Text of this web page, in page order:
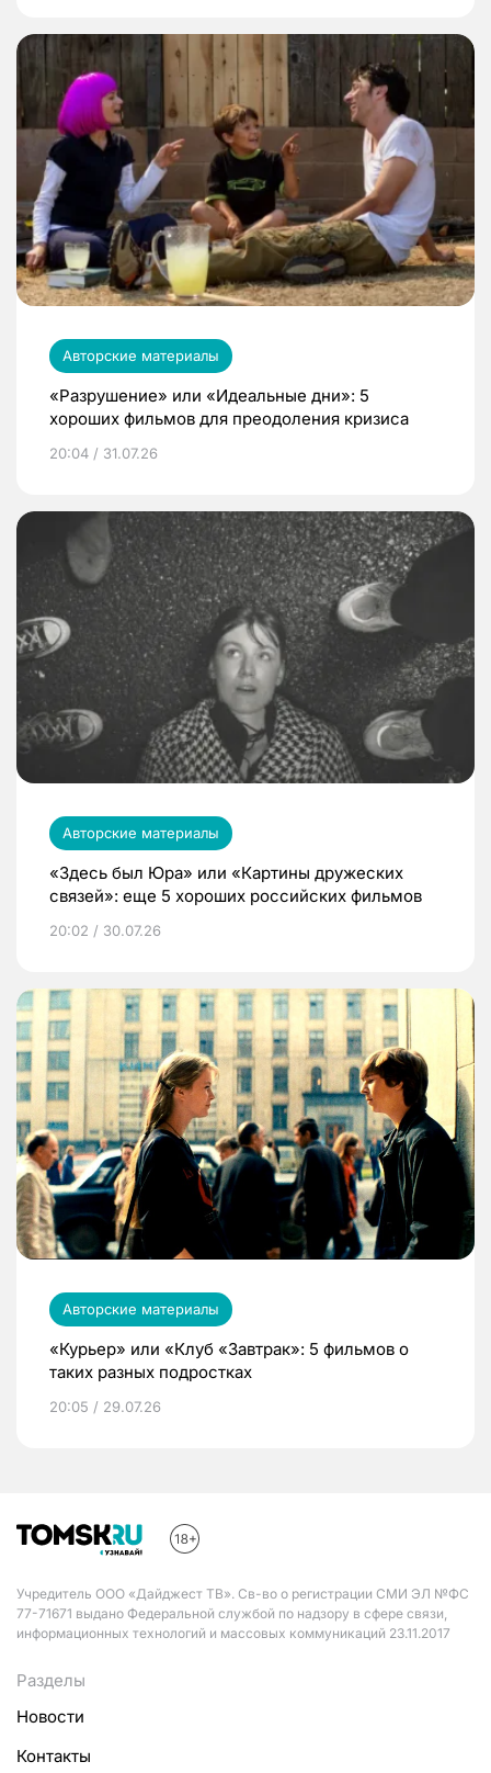
Авторские материалы
«Разрушение» или «Идеальные дни»: 5
хороших фильмов для преодоления кризиса
20:04 / 31.07.26
Авторские материалы
«Здесь был Юра» или «Картины дружеских
связей»: еще 5 хороших российских фильмов
20:02 / 30.07.26
Авторские материалы
«Курьер» или «Клуб «Завтрак»: 5 фильмов о
таких разных подростках
20:05 / 29.07.26
Учредитель ООО «Дайджест ТВ». Св-во о регистрации СМИ ЭЛ №ФС
77-71671 выдано Федеральной службой по надзору в сфере связи,
информационных технологий и массовых коммуникаций 23.11.2017
Разделы
Новости
Контакты